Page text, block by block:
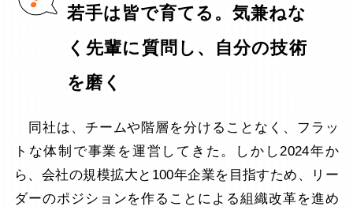
若手は皆で育てる。気兼ねな
く先輩に質問し、自分の技術
を磨く
同社は、チームや階層を分けることなく、フラッ
トな体制で事業を運営してきた。しかし2024年か
ら、会社の規模拡大と100年企業を目指すため、リー
ダーのポジションを作ることによる組織改革を進め